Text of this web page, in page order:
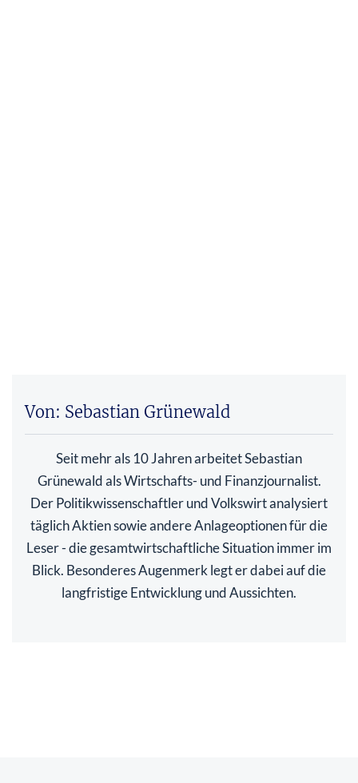
Von: Sebastian Grünewald
Seit mehr als 10 Jahren arbeitet Sebastian
Grünewald als Wirtschafts- und Finanzjournalist.
Der Politikwissenschaftler und Volkswirt analysiert
täglich Aktien sowie andere Anlageoptionen für die
Leser - die gesamtwirtschaftliche Situation immer im
Blick. Besonderes Augenmerk legt er dabei auf die
langfristige Entwicklung und Aussichten.